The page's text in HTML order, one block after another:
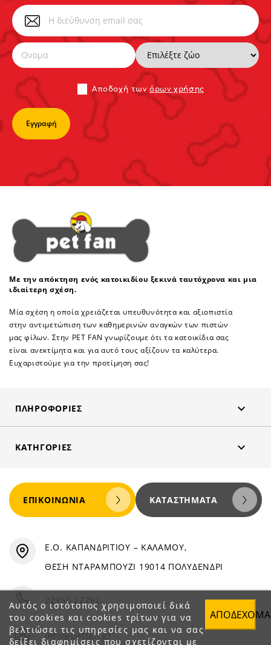
Αποδoχή τωνόρων χρήσης
Με την απόκτηση ενός κατοικιδίου ξεκινά ταυτόχρονα και μια
ιδιαίτερη σχέση.
Μία σχέση η οποία χρειάζεται υπευθυνότητα και αξιοπιστία
στην αντιμετώπιση των καθημερινών αναγκών των πιστών
μας φίλων. Στην PET FAN γνωρίζουμε ότι τα κατοικίδια σας
είναι ανεκτίμητα και για αυτό τους αξίζουν τα καλύτερα.
Ευχαριστούμε για την προτίμηση σας!
ΠΛΗΡΟΦΟΡΊΕΣ 
ΚΑΤΗΓΟΡΊΕΣ 
Αυτός ο ιστότοπος χρησιμοποιεί δικά
του cookies και cookies τρίτων για να
βελτιώσει τις υπηρεσίες μας και να σας
δείξει διαφημίσεις που σχετίζονται με
ΕΠΙΚΟΙΝΩΝΊΑ ΚΑΤΑΣΤΉΜΑΤΑ
Ε.Ο. ΚΑΠΑΝΔΡΙΤΙΟΥ – ΚΑΛΑΜΟΥ,
ΘΕΣΗ ΝΤΑΡΑΜΠΟΥΖΙ 19014 ΠΟΛΥΔΕΝΔΡΙ
22950 22292
info@petfan.gr